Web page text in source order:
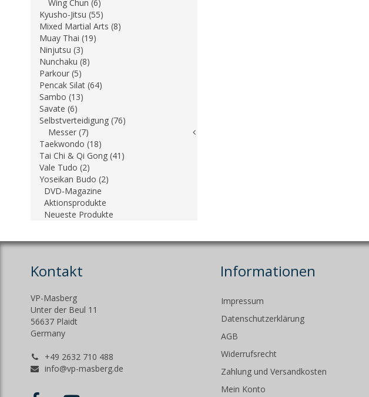
Wing Chun (6)
Kyusho-Jitsu (55)
Mixed Martial Arts (8)
Muay Thai (19)
Ninjutsu (3)
Nunchaku (8)
Parkour (5)
Pencak Silat (64)
Sambo (13)
Savate (6)
Selbstverteidigung (76)
Messer (7)
Taekwondo (18)
Tai Chi & Qi Gong (41)
Vale Tudo (2)
Yoseikan Budo (2)
DVD-Magazine
Aktionsprodukte
Neueste Produkte
Kontakt
VP-Masberg
Unter der Beul 11
56637 Plaidt
Germany
+49 2632 710 488
info@vp-masberg.de
Informationen
Impressum
Datenschutzerklärung
AGB
Widerrufsrecht
Zahlung und Versandkosten
Mein Konto